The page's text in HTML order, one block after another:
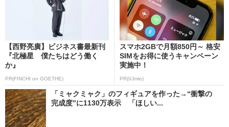
【西野亮廣】ビジネス書最新刊
『北極星 僕たちはどう働く
か』
PR(FINCHI on GOETHE)
スマホ2GBで月額850円～ 格安
SIMをお得に使うキャンペーン
実施中！
PR(IIJmio)
「ミャクミャク」のフィギュアを作った→“衝撃の
完成度”に1130万表示 「ほしい...